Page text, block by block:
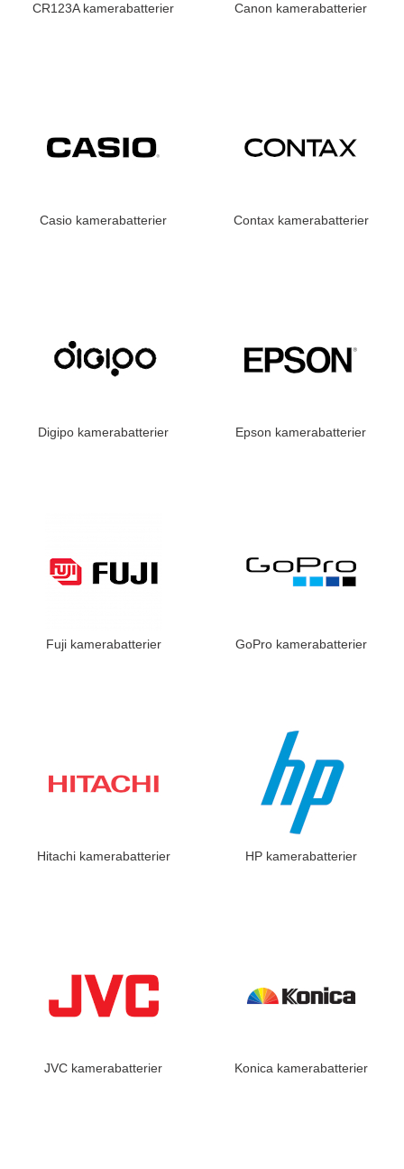
CR123A kamerabatterier Canon kamerabatterier
Casio kamerabatterier Contax kamerabatterier
Digipo kamerabatterier Epson kamerabatterier
Fuji kamerabatterier GoPro kamerabatterier
Hitachi kamerabatterier HP kamerabatterier
JVC kamerabatterier Konica kamerabatterier